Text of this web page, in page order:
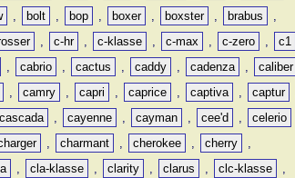
, bolt , bop , boxer , boxster , brabus
,
, c-hr , c-klasse , c-max , c-zero ,
c1
, cabrio , cactus , caddy , cadenza ,
caliber
, camry , capri , caprice , captiva , captur
cascada , cayenne , cayman , cee'd , celerio
, charmant , cherokee , cherry
,
, cla-klasse , clarity , clarus , clc-klasse
,